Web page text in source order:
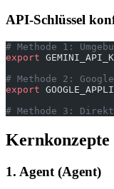
API-Schlüssel
# Methode 1:
export
# Methode 2:
export
# Methode 3:
Kernkonzepte
1. Agent (Agent)